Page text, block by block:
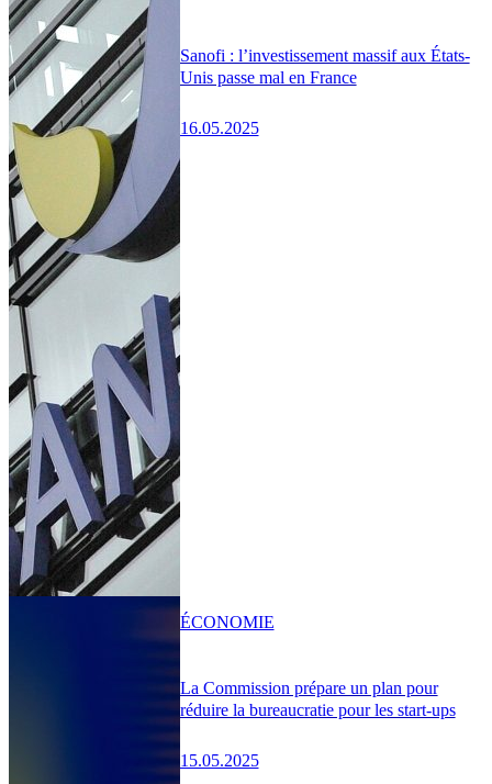
Sanofi : l’investissement massif aux États-
Unis passe mal en France
16.05.2025
La Commission prépare un plan pour
réduire la bureaucratie pour les start-ups
15.05.2025
ÉCONOMIE